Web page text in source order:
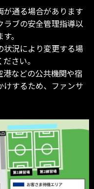
通る場合があります
ラブの安全管理指導以
。
況により変更する場
さい。
などの公共機関や宿
けするため、ファンサ